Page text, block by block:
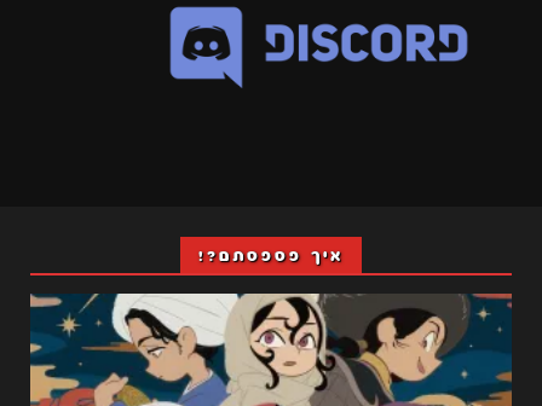
איך פספסתם?!